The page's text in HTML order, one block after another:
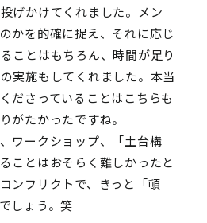
げかけてくれました。メン
かを的確に捉え、それに応じ
ことはもちろん、時間が足り
実施もしてくれました。本当
ださっていることはこちらも
がたかったですね。
ワークショップ、「土台構
ことはおそらく難しかったと
ンフリクトで、きっと「頓
しょう。笑